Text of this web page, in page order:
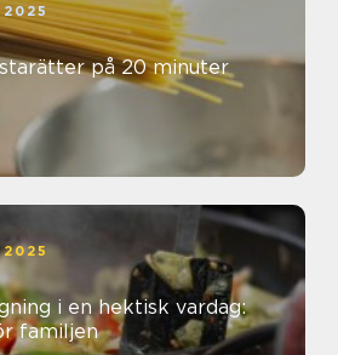
på 20 minuter
i en hektisk vardag:
familjen